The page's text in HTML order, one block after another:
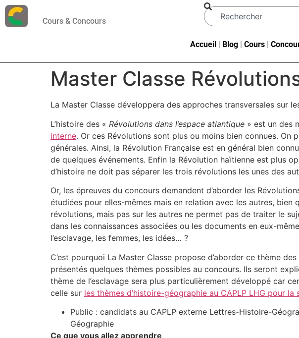
Cours & Concours
Accueil | Blog | Cours |
Master Classe
La Master Classe développera des approches transversales sur
L’histoire des « Révolutions dans l’espace atlantique » est un des
interne. Or ces Révolutions sont plus ou moins bien connues. On
générales. Ainsi, la Révolution Française est en général bien
de quelques événements. Enfin la Révolution haïtienne est plus
d’histoire ne doit pas séparer les trois révolutions les unes des
Or, les épreuves du concours demandent d’aborder les
étudiées pour elles-mêmes mais en relation avec les autres, bien
révolutions, mais pas sur les autres ne permet pas de traiter le
dans les connaissances associées ou les documents en eux-
l’esclavage, les femmes, les idées… ?
C’est pourquoi La Master Classe propose d’aborder ce thème
présentés quelques thèmes possibles au concours. Ils seront
thème de l’esclavage sera plus particulièrement développé car
celle sur les thèmes d’histoire-géographie au CAPLP LHG pour la
Public : candidats au CAPLP externe Lettres-Histoire-
Géographie
Ce que vous allez apprendre